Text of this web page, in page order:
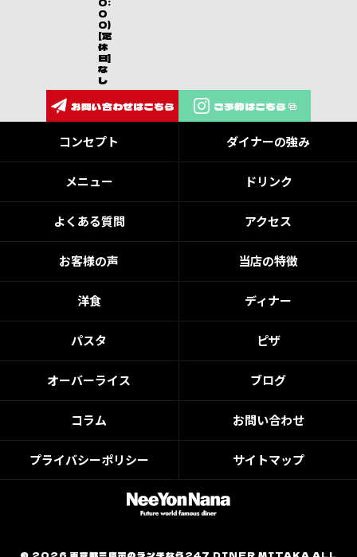
0
0)
[定
休
日]
な
し
お問い合わせはこちら ご予約はこちら
コンセプト ダイナーの強み
メニュー ドリンク
よくある質問 アクセス
お客様の声 当店の特徴
洋食 ディナー
パスタ ピザ
オーバーライス ブログ
コラム お問い合わせ
プライバシーポリシー サイトマップ